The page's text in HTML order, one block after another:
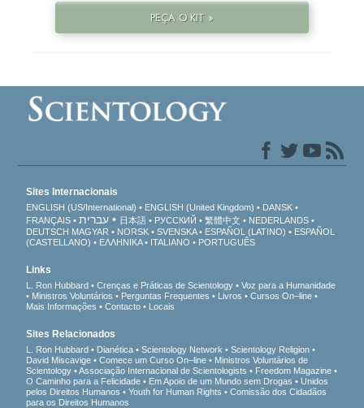
PEÇA O KIT »
Sites Internacionais
ENGLISH (US/International) ENGLISH (United Kingdom)
DANSK
FRANÇAIS
עברית 日本語 РУССКИЙ 繁體中文
NEDERLANDS
DEUTSCH MAGYAR NORSK SVENSKA ESPAÑOL (LATINO)
ESPAÑOL
(CASTELLANO)
ΕΛΛΗΝΙΚA ITALIANO PORTUGUÊS
Links
L. Ron Hubbard Crenças e Práticas de Scientology
Voz para a Humanidade
Ministros Voluntários
Perguntas Frequentes Livros
Cursos On–line
Mais Informações
Contacto Locais
Sites Relacionados
L. Ron Hubbard Dianética Scientology Network
Scientology Religion
David Miscavige
Comece um Curso On–line
Ministros Voluntários de
Scientology
Associação Internacional de Scientologists
Freedom Magazine
O Caminho para a Felicidade
Em Apoio de um Mundo sem Drogas
Unidos
pelos Direitos Humanos
Youth for Human Rights
Comissão dos Cidadãos
para os Direitos Humanos